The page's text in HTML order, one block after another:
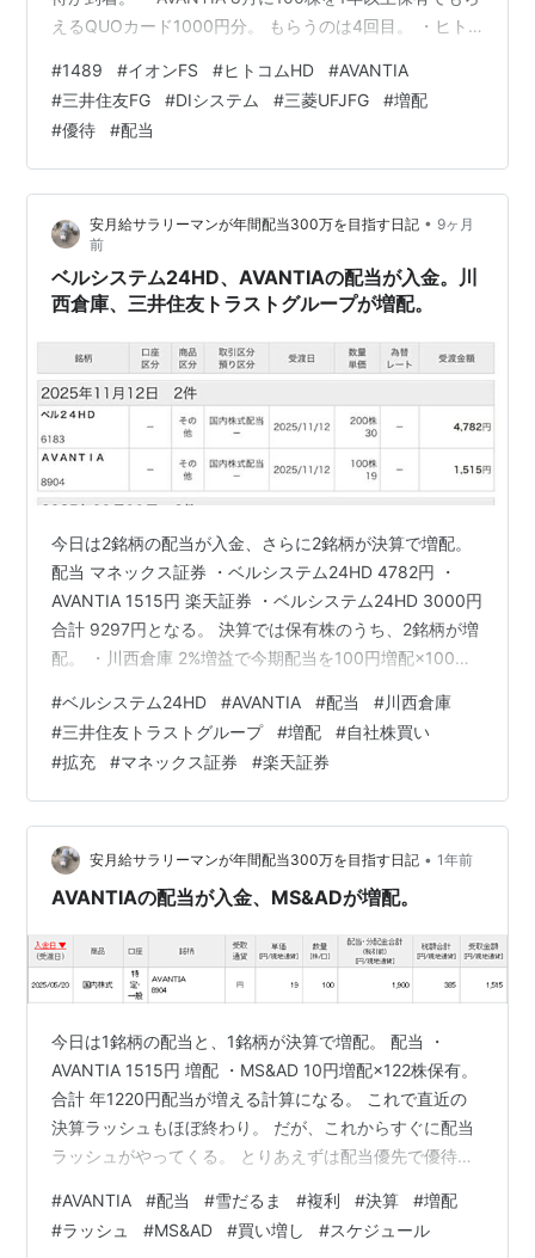
えるQUOカード1000円分。 もらうのは4回目。 ・ヒト
円分の申し込みの説明用紙。 今回が初取得。 すぐに申し
込んで、dポイント1000ポイントに交換。 デジタルギフ
トは投信の買付費用にできるのでありがたい。 決算では
3銘柄が増配。 ・DIシステム 6%増益で年1円増配×107株
保有。…
#1489 #イオンFS #ヒトコムHD #AVANTIA
#三井住友FG #DIシステム #三菱UFJFG #増配
#優待 #配当
安月給サラリーマンが年間配当300万を目指す日記 • 9ヶ月
前
ベルシステム24HD、AVANTIAの配当が入金。川
西倉庫、三井住友トラストグループが増配。
今日は2銘柄の配当が入金、さらに2銘柄が決算で増配。
配当 マネックス証券 ・ベルシステム24HD 4782円 ・
AVANTIA 1515円 楽天証券 ・ベルシステム24HD 3000円
合計 9297円となる。 決算では保有株のうち、2銘柄が増
配。 ・川西倉庫 2%増益で今期配当を100円増配×100株
円の増配×18株保有。 合計 年10180円配当が増える計算
になる。 川西倉庫は記念配当ということで、100円分は
2027年度まで実施とのこと。 さらに株価によっては自社
株買いや優待の拡充もありそう？ 場中の発表だったた
め、株価はストップ…
#ベルシステム24HD #AVANTIA #配当 #川西倉庫
#三井住友トラストグループ #増配 #自社株買い
#拡充 #マネックス証券 #楽天証券
安月給サラリーマンが年間配当300万を目指す日記 • 1年前
AVANTIAの配当が入金、MS&ADが増配。
今日は1銘柄の配当と、1銘柄が決算で増配。 配当 ・
AVANTIA 1515円 増配 ・MS&AD 10円増配×122株保有。
合計 年1220円配当が増える計算になる。 これで直近の
決算ラッシュもほぼ終わり。 だが、これからすぐに配当
ラッシュがやってくる。 とりあえずは配当優先で優待銘
新NISAで始める！年間240万円の配当金が入ってくる究
極の株式投資 作者:配当太郎 クロスメディア・パブリッ
#AVANTIA #配当 #雪だるま #複利 #決算 #増配
#ラッシュ #MS&AD #買い増し #スケジュール